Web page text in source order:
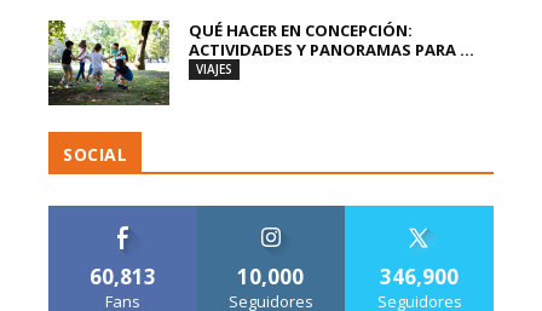
QUÉ HACER EN CONCEPCIÓN:
ACTIVIDADES Y PANORAMAS PARA ...
VIAJES
SOCIAL
60,813
Fans
10,000
Seguidores
346,900
Seguidores